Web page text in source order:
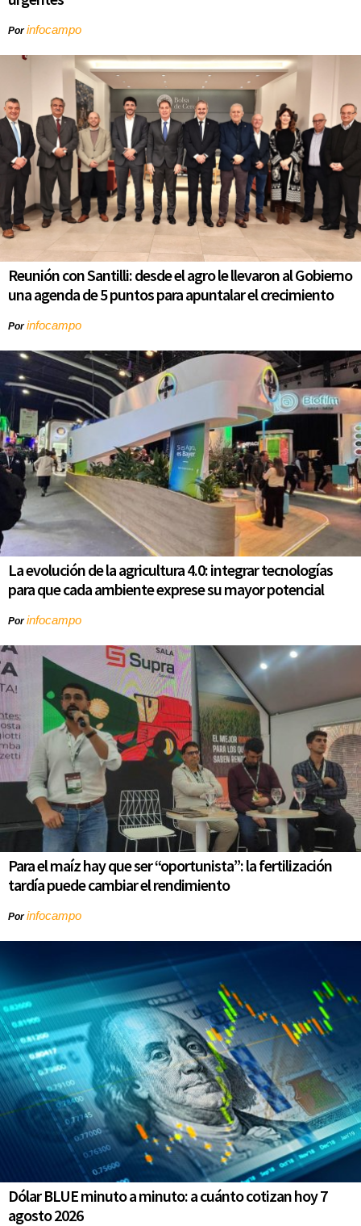
Porinfocampo
Reunión con Santilli: desde el agro le llevaron al Gobierno
una agenda de 5 puntos para apuntalar el crecimiento
Porinfocampo
La evolución de la agricultura 4.0: integrar tecnologías
para que cada ambiente exprese su mayor potencial
Porinfocampo
Para el maíz hay que ser “oportunista”: la fertilización
tardía puede cambiar el rendimiento
Porinfocampo
Dólar BLUE minuto a minuto: a cuánto cotizan hoy 7
agosto 2026